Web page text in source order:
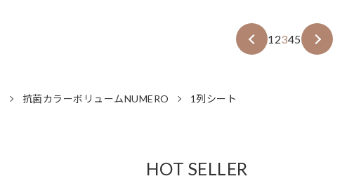
1 2345
抗菌カラーボリュームNUMERO 1列シート
HOT SELLER